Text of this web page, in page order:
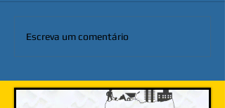
Escreva um comentário